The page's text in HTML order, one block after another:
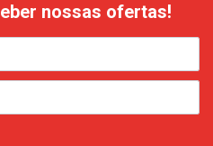
nossas ofertas!